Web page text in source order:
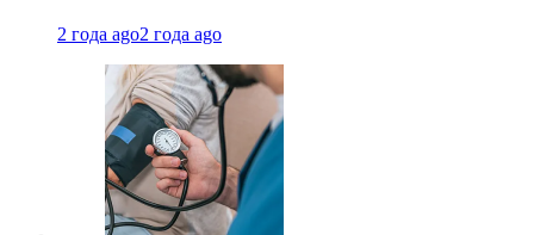
2 года ago2 года ago